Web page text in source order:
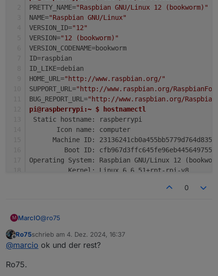
PRETTY_NAME="Raspbian GNU/Linux 12 (bookworm)"
NAME="Raspbian GNU/Linux"
VERSION_ID="12"
VERSION="12 (bookworm)"
VERSION_CODENAME=bookworm
ID=raspbian
ID_LIKE=debian
HOME_URL="http://www.raspbian.org/"
SUPPORT_URL="http://www.raspbian.org/
BUG_REPORT_URL="http://www.raspbian.org/
pi@raspberrypi:~ $ hostnamectl
Static hostname: raspberrypi
       Icon name: computer
Machine ID:
Boot ID:
Operating System: Raspbian GNU/Linux 12
          Kernel: Linux 6.6.51+rpt-rpi-v8
0
M MarcIO@ro75
Ja tatsächlich hast recht, ist kein OS. Dachte Wayland
gäbe es nur auf diesen.
Offline
Ro75schrieb am 4. Dez. 2024, 16:37
zuletzt editiert von
@marcio ok und der rest?
Ro75.